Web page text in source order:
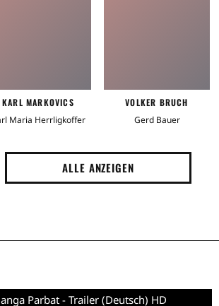
KARL MARKOVICS
Maria Herrligkoffer
VOLKER BRUCH
Gerd Bauer
ALLE ANZEIGEN
Parbat - Trailer (Deutsch) HD